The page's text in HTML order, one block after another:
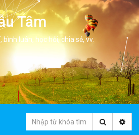
Tâm
luân, học hỏi, chia sẻ, vv.